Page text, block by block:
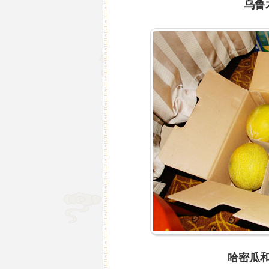
乌鲁
哈密瓜